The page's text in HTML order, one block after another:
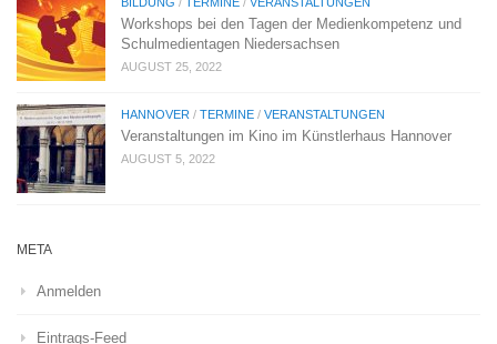
Workshops bei den Tagen der Medienkompetenz und
Schulmedientagen Niedersachsen
AUGUST 25, 2022
HANNOVER / TERMINE / VERANSTALTUNGEN
Veranstaltungen im Kino im Künstlerhaus Hannover
AUGUST 5, 2022
META
Anmelden
Eintrags-Feed